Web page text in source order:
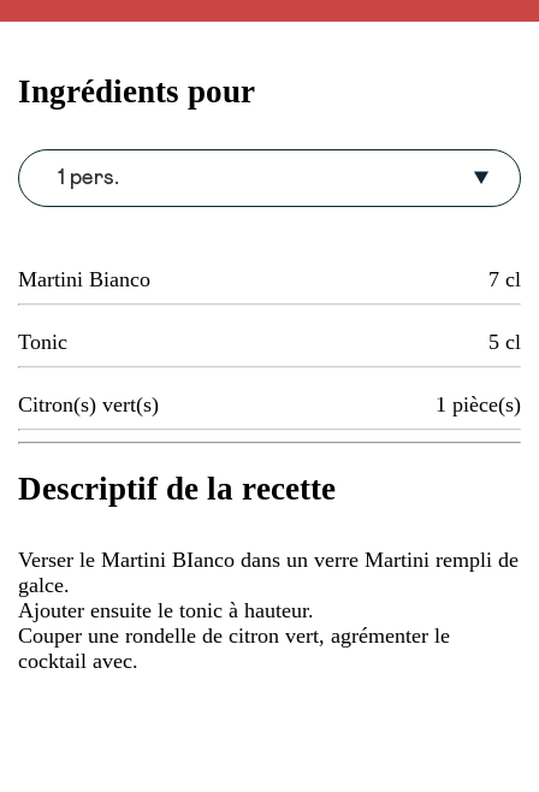
Ingrédients pour
1 pers.
Martini Bianco 7 cl
Tonic 5 cl
Citron(s) vert(s) 1 pièce(s)
Descriptif de la recette
Verser le Martini BIanco dans un verre Martini rempli de
galce.
Ajouter ensuite le tonic à hauteur.
Couper une rondelle de citron vert, agrémenter le
cocktail avec.